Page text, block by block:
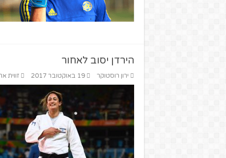
הירדן יסוב לאחור
ירון רוסטוקר 19 באוקטובר 2017 זווית